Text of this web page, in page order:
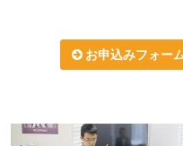
お申込みフォー